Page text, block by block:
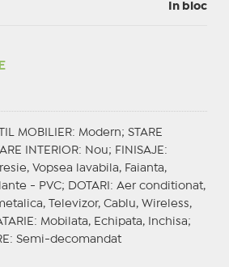
In bloc
MOBILIER: Modern; STARE
INTERIOR: Nou; FINISAJE :
Vopsea lavabila, Faianta,
- PVC;
DOTARI : Aer conditionat,
Televizor, Cablu, Wireless,
: Mobilata, Echipata, Inchisa;
: Semi-decomandat